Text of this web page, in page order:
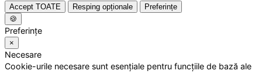
Accept TOATE Resping opționale
Preferințe
🍪
Preferințe
×
Necesare
Cookie-urile necesare sunt esențiale pentru funcțiile de bază ale